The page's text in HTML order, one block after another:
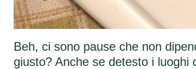
Beh, ci sono pause che non
giusto? Anche se detesto i